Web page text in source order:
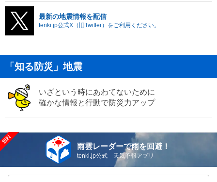
最新の地震情報を配信
tenki.jp公式X（旧Twitter）をご利用ください。
「知る防災」地震
いざという時にあわてないために
確かな情報と行動で防災力アップ
雨雲レーダーで雨を回避！
tenki.jp公式 天気予報アプリ